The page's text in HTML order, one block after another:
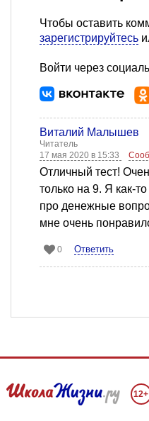
Чтобы оставить
зарегистрируйтесь
Войти через
Виталий Малышев
Читатель
17 мая 2020 в 15:33
Отличный тест!
только на 9. Я как-
про денежные
мне очень
0 Ответить
12+